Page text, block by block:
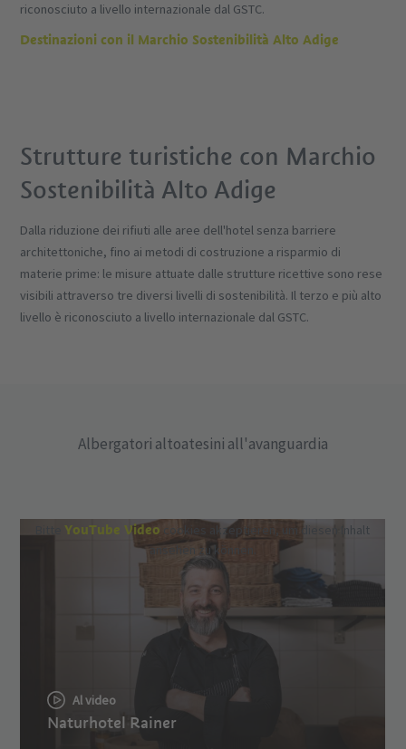
riconosciuto a livello internazionale dal GSTC.
Destinazioni con il Marchio Sostenibilità Alto Adige
Strutture turistiche con Marchio
Sostenibilità Alto Adige
Dalla riduzione dei rifiuti alle aree dell'hotel senza barriere
architettoniche, fino ai metodi di costruzione a risparmio di
materie prime: le misure attuate dalle strutture ricettive sono rese
visibili attraverso tre diversi livelli di sostenibilità. Il terzo e più alto
livello è riconosciuto a livello internazionale dal GSTC.
Albergatori altoatesini all'avanguardia
Al video
Naturhotel Rainer
YouTube Video cookies akzeptieren, um diesen Inhalt
ansehen zu können.